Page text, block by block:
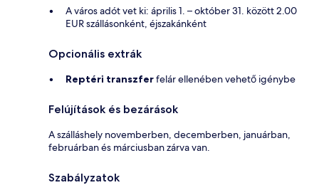
A város adót vet ki: április 1. – október 31. között 2.00
EUR szállásonként, éjszakánként
Opcionális extrák
Reptéri transzferfelár ellenében vehető igénybe
Felújítások és bezárások
A szálláshely novemberben, decemberben, januárban,
februárban és márciusban zárva van.
Szabályzatok